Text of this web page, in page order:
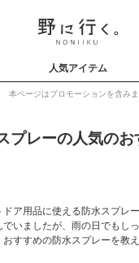
人気アイテム
本ページはプロモーションを含み
プレーの人気のお
ア用品に使える防水スプレ
いましたが、雨の日でもし
すすめの防水スプレーを教え